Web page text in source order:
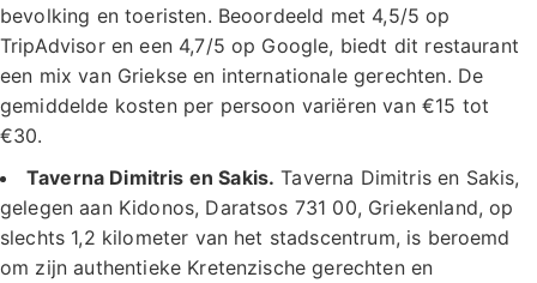
bevolking en toeristen. Beoordeeld met 4,5/5 op
TripAdvisor en een 4,7/5 op Google, biedt dit restaurant
een mix van Griekse en internationale gerechten. De
gemiddelde kosten per persoon variëren van €15 tot
€30.
Taverna Dimitris en Sakis. Taverna Dimitris en Sakis,
gelegen aan Kidonos, Daratsos 731 00, Griekenland, op
slechts 1,2 kilometer van het stadscentrum, is beroemd
om zijn authentieke Kretenzische gerechten en